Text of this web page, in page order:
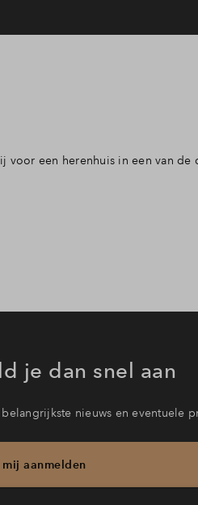
voor een herenhuis in een van de
je dan snel aan
nieuws en eventuele
aanmelden